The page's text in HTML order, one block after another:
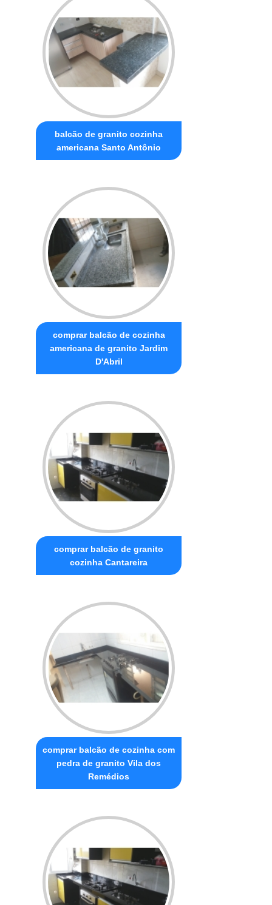
balcão de granito cozinha
americana Santo Antônio
comprar balcão de cozinha
americana de granito Jardim
D'Abril
comprar balcão de granito
cozinha Cantareira
comprar balcão de cozinha com
pedra de granito Vila dos
Remédios